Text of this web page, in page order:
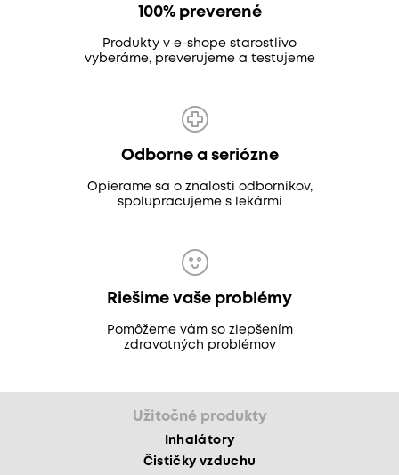
100% preverené
Produkty v e-shope starostlivo
vyberáme, preverujeme a testujeme
Odborne a seriózne
Opierame sa o znalosti odborníkov,
spolupracujeme s lekármi
Riešime vaše problémy
Pomôžeme vám so zlepšením
zdravotných problémov
Užitočné produkty
Inhalátory
Čističky vzduchu